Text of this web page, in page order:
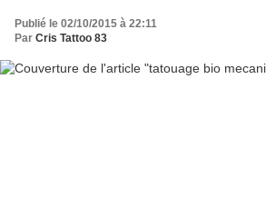
Publié le 02/10/2015 à 22:11
Par Cris Tattoo 83